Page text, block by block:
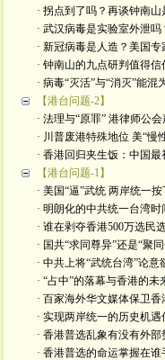
· 拐点到了吗？再谈钟南山
· 武汉病毒是实验室外泄吗
· 新冠病毒是人造？美国专
· 钟南山的九点研判值得信
· 病毒“灭活”与“消灭”能混
【港台问题-2】
· 法理与“原罪” 港律师公
· 川普废港特殊地位 美“慢
· 香港回归夹生饭：中国最
【港台问题-1】
· 美国“逼”武统 两岸统一
· 明朗化的中共统一台湾时
· 谁在剥夺香港500万选民
· 国共“求同尊异”还是“聚
· 中共上将“武统台湾”论意
· “占中”的落幕与香港的未
· 百家海外华文媒体保卫香
· 实现两岸统一的历史机遇
· 香港普选乱象有没有外部
· 香港普选的命运掌握在谁